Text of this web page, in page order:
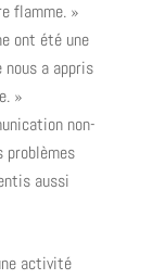
flamme. »
ont été une
a appris
»
non-
problèmes
aussi
activité